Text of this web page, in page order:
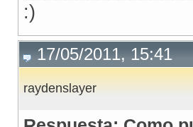
:)
17/05/2011, 15:41
raydenslayer